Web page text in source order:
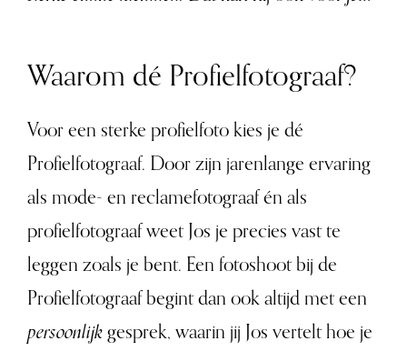
Waarom dé Profielfotograaf?
Voor een sterke profielfoto kies je dé
Profielfotograaf. Door zijn jarenlange ervaring
als mode- en reclamefotograaf én als
profielfotograaf weet Jos je precies vast te
leggen zoals je bent. Een fotoshoot bij de
Profielfotograaf begint dan ook altijd met een
persoonlijk gesprek, waarin jij Jos vertelt hoe je